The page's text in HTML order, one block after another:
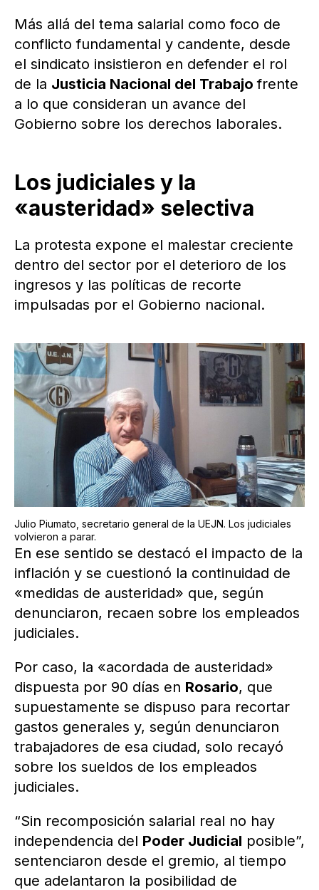
Más allá del tema salarial como foco de
conflicto fundamental y candente, desde
el sindicato insistieron en defender el rol
de la Justicia Nacional del Trabajofrente
a lo que consideran un avance del
Gobierno sobre los derechos laborales.
Los judiciales y la
«austeridad» selectiva
La protesta expone el malestar creciente
dentro del sector por el deterioro de los
ingresos y las políticas de recorte
impulsadas por el Gobierno nacional.
Julio Piumato, secretario general de la UEJN. Los judiciales
volvieron a parar.
En ese sentido se destacó el impacto de la
inflación y se cuestionó la continuidad de
«medidas de austeridad» que, según
denunciaron, recaen sobre los empleados
judiciales.
Por caso, la «acordada de austeridad»
dispuesta por 90 días en Rosario, que
supuestamente se dispuso para recortar
gastos generales y, según denunciaron
trabajadores de esa ciudad, solo recayó
sobre los sueldos de los empleados
judiciales.
“Sin recomposición salarial real no hay
independencia del Poder Judicial posible”,
sentenciaron desde el gremio, al tiempo
que adelantaron la posibilidad de